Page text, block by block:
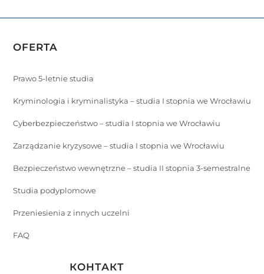
OFERTA
Prawo 5-letnie studia
Kryminologia i kryminalistyka – studia I stopnia we Wrocławiu
Cyberbezpieczeństwo – studia I stopnia we Wrocławiu
Zarządzanie kryzysowe – studia I stopnia we Wrocławiu
Bezpieczeństwo wewnętrzne – studia II stopnia 3-semestralne
Studia podyplomowe
Przeniesienia z innych uczelni
FAQ
КОНТАКТ